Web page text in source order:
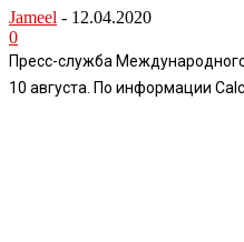
Jameel - 12.04.2020
0
Пресс-служба
10 августа. По информации